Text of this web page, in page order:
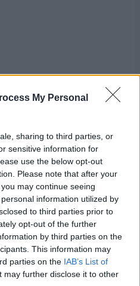
My Personal
sharing to third parties, or
sensitive information for
use the below opt-out
Please note that after your
may continue seeing
information utilized by
to third parties prior to
opt-out of the further
by third parties on the
This information may
parties on the IAB’s List of
may further disclose it to other